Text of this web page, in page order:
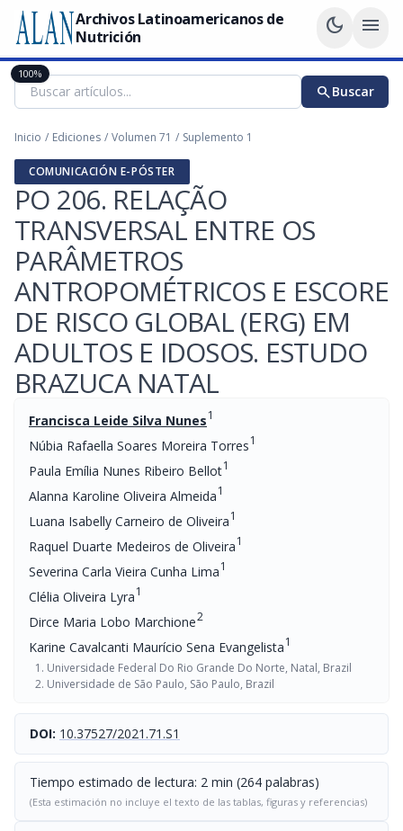
Archivos Latinoamericanos de
Nutrición
dark_mode menu
searchBuscar
Inicio / Ediciones / Volumen 71 / Suplemento 1
COMUNICACIÓN E-PÓSTER
PO 206. RELAÇÃO
TRANSVERSAL ENTRE OS
PARÂMETROS
ANTROPOMÉTRICOS E ESCORE
DE RISCO GLOBAL (ERG) EM
ADULTOS E IDOSOS. ESTUDO
BRAZUCA NATAL
Francisca Leide Silva Nunes1
Núbia Rafaella Soares Moreira Torres1
Paula Emília Nunes Ribeiro Bellot1
Alanna Karoline Oliveira Almeida1
Luana Isabelly Carneiro de Oliveira1
Raquel Duarte Medeiros de Oliveira1
Severina Carla Vieira Cunha Lima1
Clélia Oliveira Lyra1
Dirce Maria Lobo Marchione2
Karine Cavalcanti Maurício Sena Evangelista1
Universidade Federal Do Rio Grande Do Norte, Natal, Brazil
Universidade de São Paulo, São Paulo, Brazil
DOI: 10.37527/2021.71.S1
Tiempo estimado de lectura: 2 min (264 palabras)
(Esta estimación no incluye el texto de las tablas, figuras y referencias)
100%